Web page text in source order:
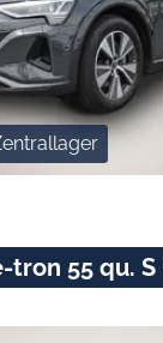
tron 55 qu.